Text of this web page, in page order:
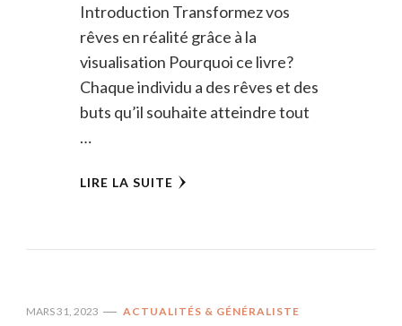
Introduction Transformez vos
rêves en réalité grâce à la
visualisation Pourquoi ce livre?
Chaque individu a des rêves et des
buts qu’il souhaite atteindre tout
…
LIRE LA SUITE
MARS 31, 2023 ACTUALITÉS & GÉNÉRALISTE